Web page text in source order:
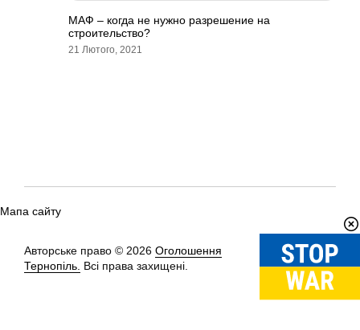
МАФ – когда не нужно разрешение на
строительство?
21 Лютого, 2021
Мапа сайту
Авторське право © 2026 Оголошення
Тернопіль. Всі права захищені.
Вгору↑